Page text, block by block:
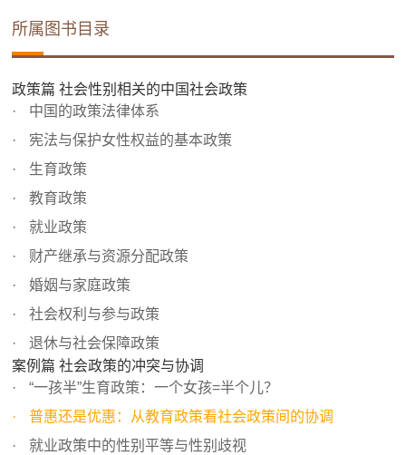
所属图书目录
政策篇 社会性别相关的中国社会政策
中国的政策法律体系
宪法与保护女性权益的基本政策
生育政策
教育政策
就业政策
财产继承与资源分配政策
婚姻与家庭政策
社会权利与参与政策
退休与社会保障政策
案例篇 社会政策的冲突与协调
“一孩半”生育政策：一个女孩=半个儿？
普惠还是优惠：从教育政策看社会政策间的协调
就业政策中的性别平等与性别歧视